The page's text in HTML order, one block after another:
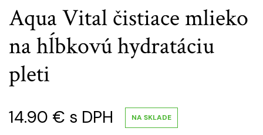
Aqua Vital čistiace mlieko
na hĺbkovú hydratáciu
pleti
14.90 € s DPH NA SKLADE